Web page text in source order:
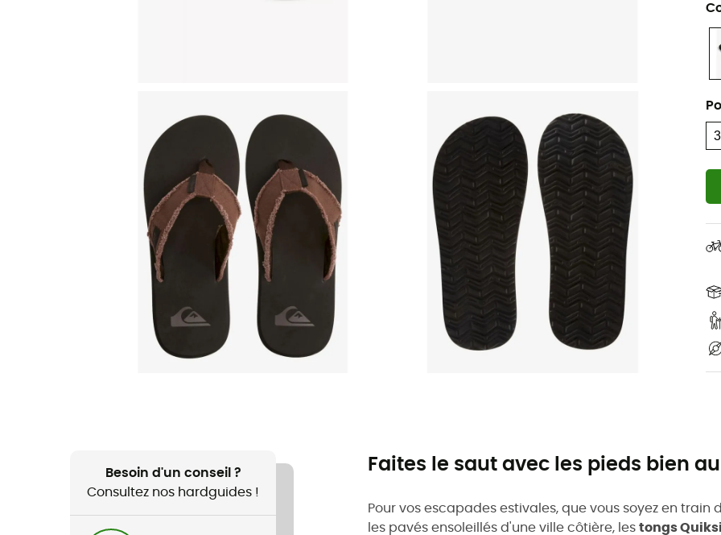
Besoin d'un conseil ?
Consultez nos hardguides !
Faites le saut avec les pieds bien
Pour vos escapades estivales, que vous soyez en
les pavés ensoleillés d'une ville côtière, les tongs